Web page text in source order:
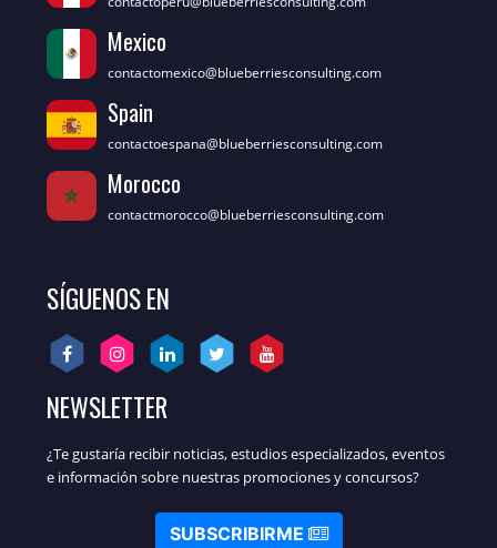
Mexico
contactomexico@blueberriesconsulting.com
Spain
contactoespana@blueberriesconsulting.com
Morocco
contactmorocco@blueberriesconsulting.com
SÍGUENOS EN
NEWSLETTER
¿Te gustaría recibir noticias, estudios especializados, eventos
e información sobre nuestras promociones y concursos?
SUBSCRIBIRME